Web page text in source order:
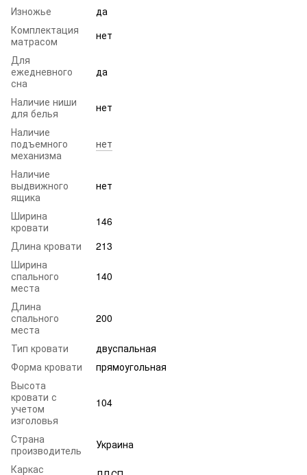
Изножье
да
Комплектация
матрасом
нет
Для
ежедневного
сна
да
Наличие ниши
для белья
нет
Наличие
подъемного
механизма
нет
Наличие
выдвижного
ящика
нет
Ширина
кровати
146
Длина кровати
213
Ширина
спального
места
140
Длина
спального
места
200
Тип кровати
двуспальная
Форма кровати
прямоугольная
Высота
кровати с
учетом
изголовья
104
Страна
производитель
Украина
Каркас